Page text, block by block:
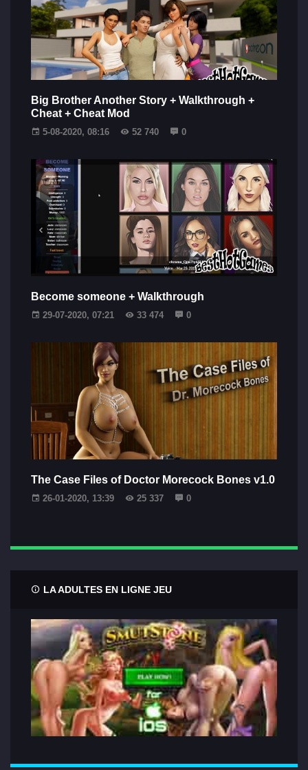
Big Brother Another Story + Walkthrough +
Cheat + Cheat Mod
5-08-2020, 08:16 52 740 0
Become someone + Walkthrough
29-07-2020, 07:21 33 474 0
The Case Files of Doctor Morecock Bones v1.0
26-01-2020, 13:39 25 337 0
LA ADULTES EN LIGNE JEU